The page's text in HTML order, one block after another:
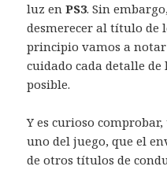
luz enPS3. Sin
desmerecer al título de
principio vamos a notar
cuidado cada detalle
posible.
Y es curioso
uno del juego, que el
de otros títulos de